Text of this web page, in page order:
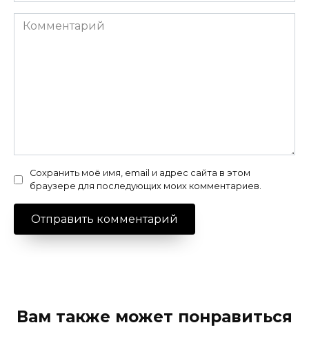
Комментарий
Сохранить моё имя, email и адрес сайта в этом
браузере для последующих моих комментариев.
Вам также может понравиться